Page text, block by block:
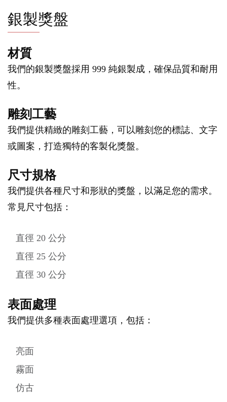
銀製獎盤
材質
我們的銀製獎盤採用 999 純銀製成，確保品質和耐用
性。
雕刻工藝
我們提供精緻的雕刻工藝，可以雕刻您的標誌、文字
或圖案，打造獨特的客製化獎盤。
尺寸規格
我們提供各種尺寸和形狀的獎盤，以滿足您的需求。
常見尺寸包括：
直徑 20 公分
直徑 25 公分
直徑 30 公分
表面處理
我們提供多種表面處理選項，包括：
亮面
霧面
仿古